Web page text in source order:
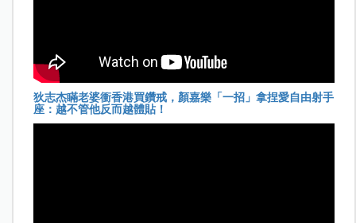
狄志杰瞞老婆衝香港買鑽戒，顏嘉樂「一招」拿捏愛自由射手
座：越不管他反而越體貼！